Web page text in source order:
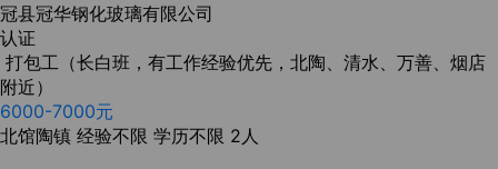
冠县冠华钢化玻璃有限公司
认证
打包工（长白班，有工作经验优先，北陶、清水、万善、烟店
附近）
6000-7000元
北馆陶镇 经验不限 学历不限 2人